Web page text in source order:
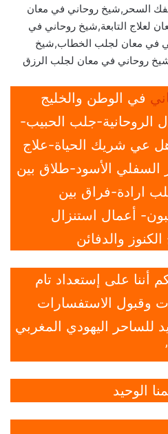
السحر,شيخ روحاني في معان
لعلاج التابعة,شيخ روحاني في
في معان لجلب الخطاب,شيخ
روحاني في معان لجلب الرزق
في الوطن والخليج
الروحانية-جلب الحبيب-
عي شريك الحياة-علاج
الأسود-طلاق بين
ارادة-فراق بين
أعمال استنزال
والدفائن
أننا على إستعداد تام
وقبول الاستفسارات
للساحر اليهودي المغربي
الوحيد